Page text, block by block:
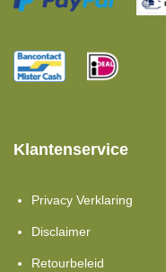
Klantenservice
Privacy Verklaring
Disclaimer
Retourbeleid